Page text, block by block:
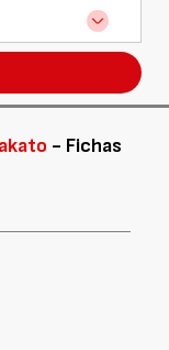
- Fichas